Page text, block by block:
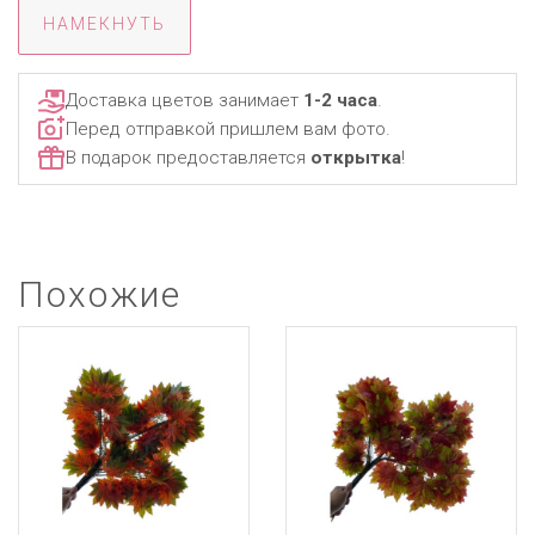
НАМЕКНУТЬ
Доставка цветов занимает 1-2 часа.
Перед отправкой пришлем вам фото.
В подарок предоставляется открытка!
Похожие